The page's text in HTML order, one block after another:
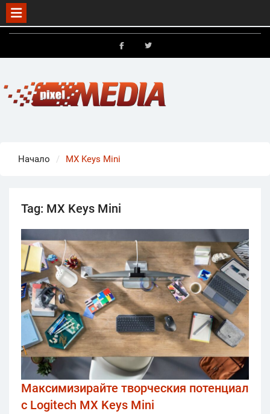
Skip
Начало MX Keys Mini
Tag: MX Keys Mini
Максимизирайте творческия потенциал
с Logitech MX Keys Mini